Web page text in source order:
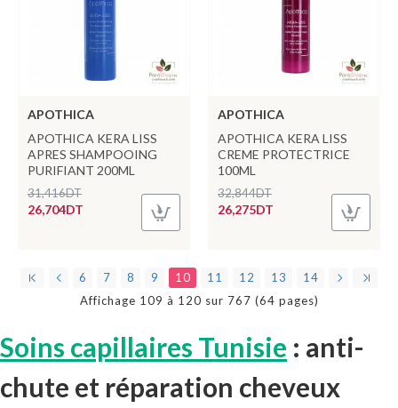
APOTHICA
APOTHICA KERA LISS
APRES SHAMPOOING
PURIFIANT 200ML
26,704DT
31,416DT
APOTHICA
APOTHICA KERA LISS
CREME PROTECTRICE
100ML
26,275DT
32,844DT
6 7 8 9 10 11 12 13
14
Affichage 109 à 120 sur 767 (64 pages)
Soins capillaires Tunisie : anti-
chute et réparation cheveux